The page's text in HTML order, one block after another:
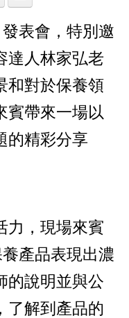
發表會，特別邀
達人林家弘老
和對於保養領
賓帶來一場以
的精彩分享
力，現場來賓
產品表現出濃
的說明並與公
了解到產品的